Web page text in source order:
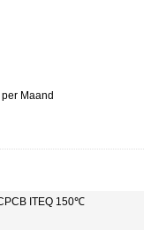
Maand
ITEQ 150℃